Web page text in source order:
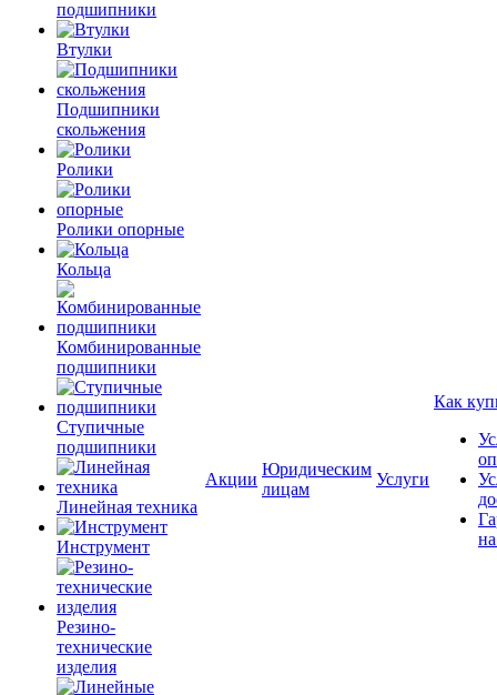
подшипники
Втулки
Подшипники
скольжения
Ролики
Ролики опорные
Кольца
Комбинированные
подшипники
Ступичные
подшипники
Линейная техника
Инструмент
Резино-
технические
изделия
Акции
Юридическим
лицам
Услуги
Как